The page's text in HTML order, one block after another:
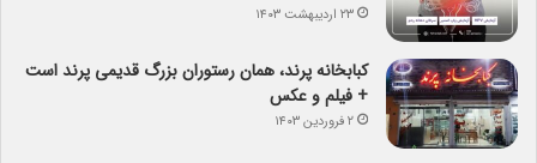
۲۳ اردیبهشت ۱۴۰۳
کبابخانه پرند، همان رستوران بزرگ قدیمی پرند است
+ فیلم و عکس
۲ فروردین ۱۴۰۳